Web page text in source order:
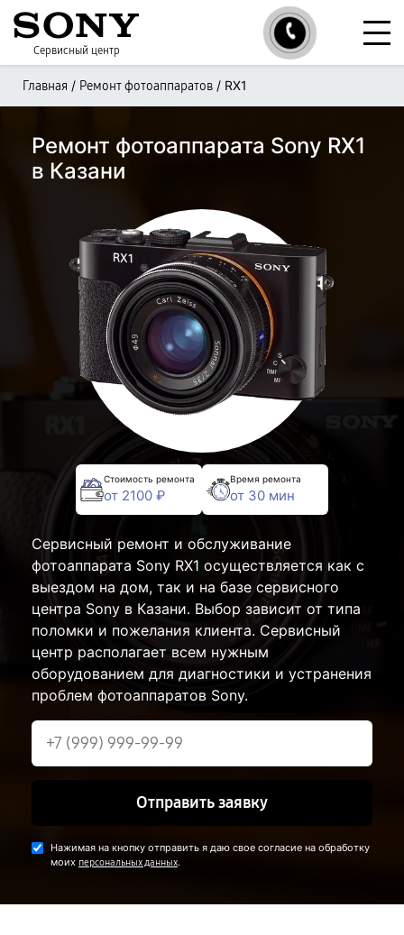
Сервисный центр
Главная / Ремонт фотоаппаратов / RX1
Ремонт фотоаппарата Sony RX1
в Казани
Стоимость ремонта
от 2100 ₽
Время ремонта
от 30 мин
Сервисный ремонт и обслуживание
фотоаппарата Sony RX1 осуществляется как с
выездом на дом, так и на базе сервисного
центра Sony в Казани. Выбор зависит от типа
поломки и пожелания клиента. Сервисный
центр располагает всем нужным
оборудованием для диагностики и устранения
проблем фотоаппаратов Sony.
Отправить заявку
Нажимая на кнопку отправить я даю свое согласие на обработку
моих персональных данных.